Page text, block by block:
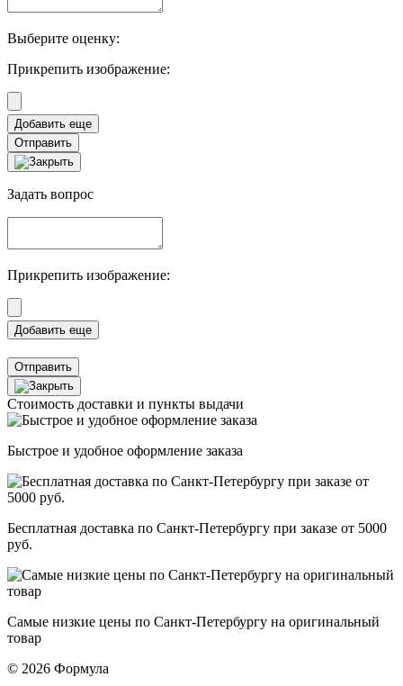
Выберите оценку:
Прикрепить изображение:
Отправить
Задать вопрос
Прикрепить изображение:
Отправить
Стоимость доставки и пункты выдачи
Быстрое и удобное оформление заказа
Бесплатная доставка по Санкт-Петербургу при заказе от 5000
руб.
Самые низкие цены по Санкт-Петербургу на оригинальный
товар
© 2026 Формула